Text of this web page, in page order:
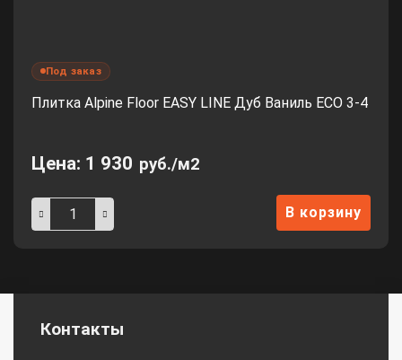
Под заказ
Плитка Alpine Floor EASY LINE Дуб Ваниль ЕСО 3-4
Цена: 1 930 руб./м2
В корзину
Контакты